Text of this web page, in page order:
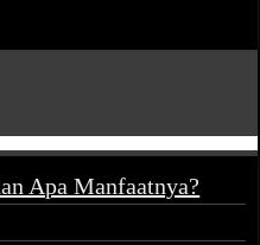
Apa Manfaatnya?